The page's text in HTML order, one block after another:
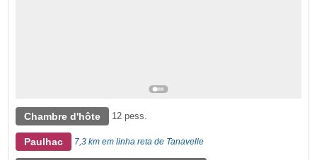
Chambre d'hôte 12 pess.
Paulhac 7,3 km em linha reta de Tanavelle